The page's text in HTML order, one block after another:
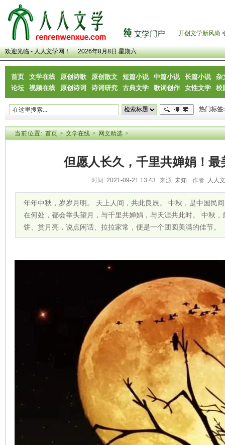
开创文学新风尚
欢迎光临 - 人人文学网！ 2026年8月8日 星期六
首页 文学在线 原创诗歌 原创散文 短篇小说 中篇小说 长篇小说
杂
论坛
视频在线 原创诗词 诗词研究 古典文学 歌词创作 女性文学 校
热门标签:
当前位置: 首页>文学在线>网文精选>
但愿人长久，千里共婵娟！最
时间: 2021-09-21 13:43 来源: 未知 作者: 人人
年年中秋，岁岁月明。 天上人间，共此良辰。 中秋，是中国民
在何处，都会举头望月，与千里共婵娟，与天涯共此时。 中秋
饼、赏月亮，说点闲话、拉拉家常，便是一个团圆美满的佳节。